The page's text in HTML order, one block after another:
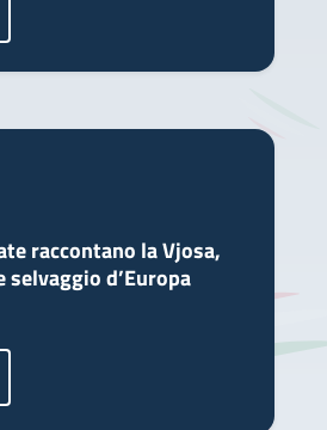
il Premio Bianca Pomeranzi. Le
raccontano la Vjosa,
d’Europa
il fiume Vjosa attraversa